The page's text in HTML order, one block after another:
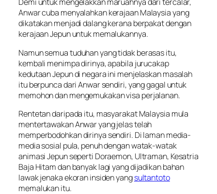
Anwar cuba menyalahkan kerajaan Malaysia yang
dikatakan menjadi dalang kerana berpakat dengan
kerajaan Jepun untuk memalukannya.
Namun semua tuduhan yang tidak berasas itu,
kembali menimpa dirinya, apabila jurucakap
kedutaan Jepun di negara ini menjelaskan masalah
itu berpunca dari Anwar sendiri, yang gagal untuk
memohon dan mengemukakan visa perjalanan.
Rentetan daripada itu, masyarakat Malaysia mula
mentertawakan Anwar yang jelas telah
memperbodohkan dirinya sendiri. Di laman media-
media sosial pula, penuh dengan watak-watak
animasi Jepun seperti Doraemon, Ultraman, Kesatria
Baja Hitam dan banyak lagi yang dijadikan bahan
lawak jenaka ekoran insiden yangsultantoto
memalukan itu.